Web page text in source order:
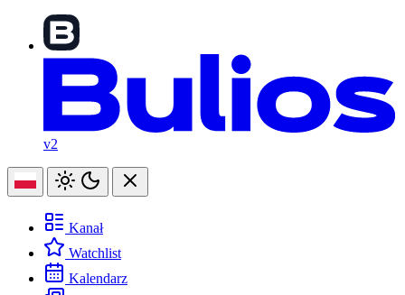
v2
Kanał
Watchlist
Kalendarz